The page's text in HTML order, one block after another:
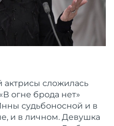
актрисы сложилась
огне брода нет»
судьбоносной и в
и в личном. Девушка